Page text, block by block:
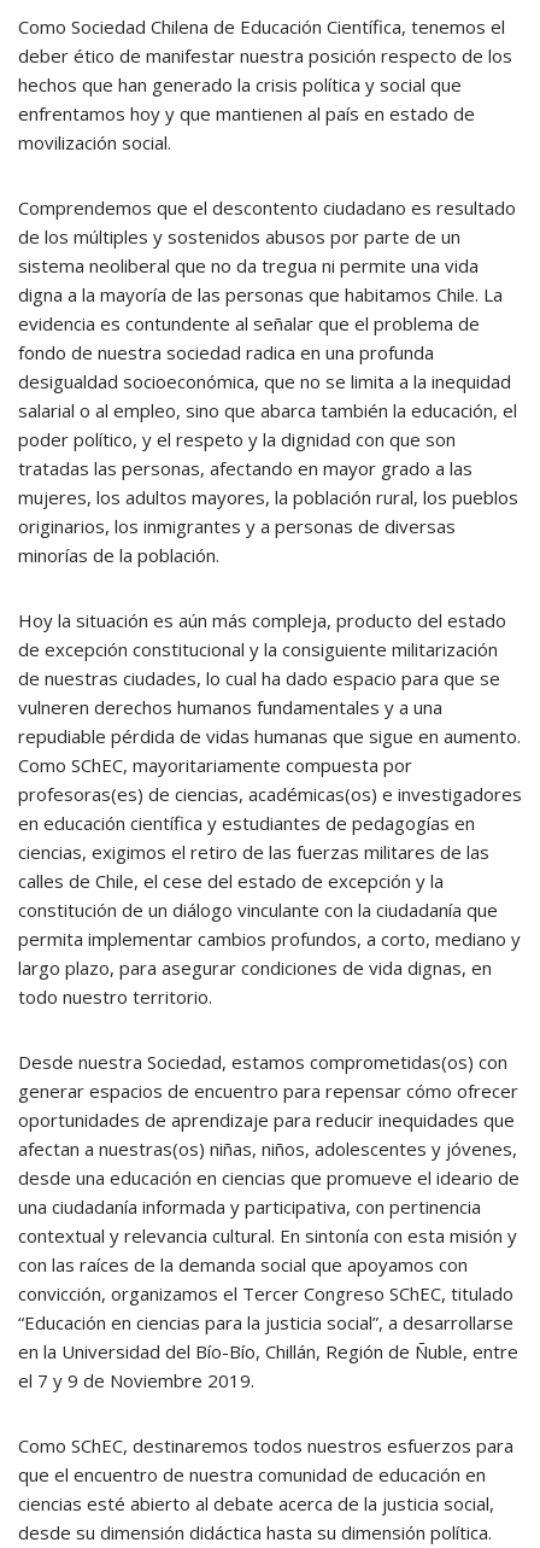
Como Sociedad Chilena de Educación Científica, tenemos el
deber ético de manifestar nuestra posición respecto de los
hechos que han generado la crisis política y social que
enfrentamos hoy y que mantienen al país en estado de
movilización social.
Comprendemos que el descontento ciudadano es resultado
de los múltiples y sostenidos abusos por parte de un
sistema neoliberal que no da tregua ni permite una vida
digna a la mayoría de las personas que habitamos Chile. La
evidencia es contundente al señalar que el problema de
fondo de nuestra sociedad radica en una profunda
desigualdad socioeconómica, que no se limita a la inequidad
salarial o al empleo, sino que abarca también la educación, el
poder político, y el respeto y la dignidad con que son
tratadas las personas, afectando en mayor grado a las
mujeres, los adultos mayores, la población rural, los pueblos
originarios, los inmigrantes y a personas de diversas
minorías de la población.
Hoy la situación es aún más compleja, producto del estado
de excepción constitucional y la consiguiente militarización
de nuestras ciudades, lo cual ha dado espacio para que se
vulneren derechos humanos fundamentales y a una
repudiable pérdida de vidas humanas que sigue en aumento.
Como SChEC, mayoritariamente compuesta por
profesoras(es) de ciencias, académicas(os) e investigadores
en educación científica y estudiantes de pedagogías en
ciencias, exigimos el retiro de las fuerzas militares de las
calles de Chile, el cese del estado de excepción y la
constitución de un diálogo vinculante con la ciudadanía que
permita implementar cambios profundos, a corto, mediano y
largo plazo, para asegurar condiciones de vida dignas, en
todo nuestro territorio.
Desde nuestra Sociedad, estamos comprometidas(os) con
generar espacios de encuentro para repensar cómo ofrecer
oportunidades de aprendizaje para reducir inequidades que
afectan a nuestras(os) niñas, niños, adolescentes y jóvenes,
desde una educación en ciencias que promueve el ideario de
una ciudadanía informada y participativa, con pertinencia
contextual y relevancia cultural. En sintonía con esta misión y
con las raíces de la demanda social que apoyamos con
convicción, organizamos el Tercer Congreso SChEC, titulado
“Educación en ciencias para la justicia social”, a desarrollarse
en la Universidad del Bío-Bío, Chillán, Región de Ñuble, entre
el 7 y 9 de Noviembre 2019.
Como SChEC, destinaremos todos nuestros esfuerzos para
que el encuentro de nuestra comunidad de educación en
ciencias esté abierto al debate acerca de la justicia social,
desde su dimensión didáctica hasta su dimensión política.